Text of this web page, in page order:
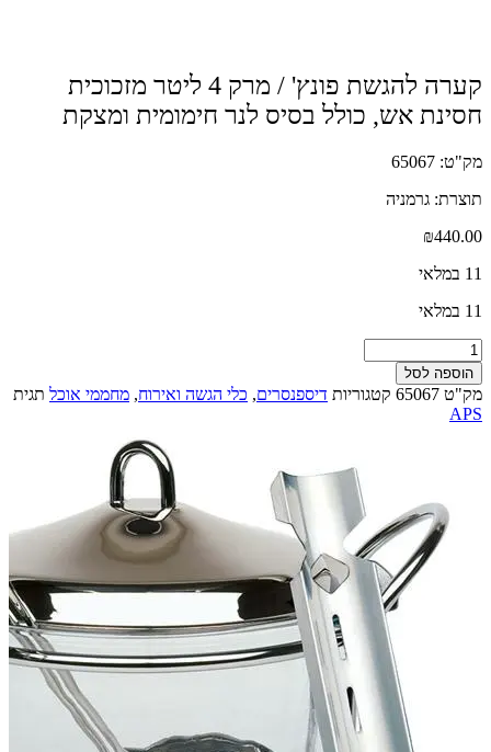
קערה להגשת פונץ' / מרק 4 ליטר מזכוכית
חסינת אש, כולל בסיס לנר חימומית ומצקת
מק"ט: 65067
תוצרת: גרמניה
₪440.00
11 במלאי
11 במלאי
כמות
של
קערה
להגשת
פונץ'
מזכוכית
הוספה לסל
מק"ט 65067 קטגוריות דיספנסרים, כלי הגשה ואירוח, מחממי אוכל תגית
APS